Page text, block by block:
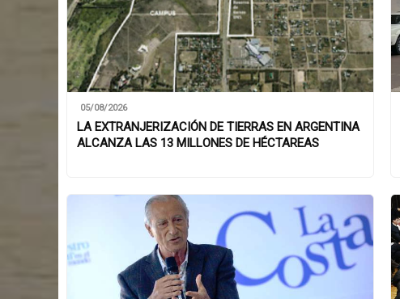
05/08/2026
LA EXTRANJERIZACIÓN DE TIERRAS EN ARGENTINA
ALCANZA LAS 13 MILLONES DE HÉCTAREAS